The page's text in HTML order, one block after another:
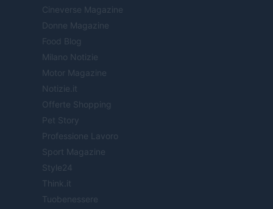
Cineverse Magazine
Donne Magazine
Food Blog
Milano Notizie
Motor Magazine
Notizie.it
Offerte Shopping
Pet Story
Professione Lavoro
Sport Magazine
Style24
Think.it
Tuobenessere